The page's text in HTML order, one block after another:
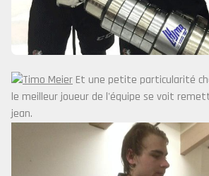
Et une petite particularité
le meilleur joueur de l'équipe se voit
jean.